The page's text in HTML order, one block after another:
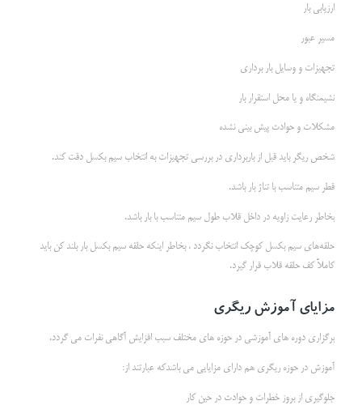
ارزیابی بار
مسیر عبور
تجهیزات و وسایل بار برداری
نشیمنگاه و یا محل استقرار بار
مشکلات و حوادث پیش بینی نشده
شخص ریگر باید قبل از باربرداری در بررسی تجهیزات به انتخاب سیم بکسل دقت کند.
قطر سيم متناسب با تناژ بار باشد.
بخاطر رعايت زاويه در داخل قلاب طول سيم متناسب با بار باشد.
حلقه‌هاي سيم بكسل كوچك انتخاب نگردد ، بخاطر اينكه حلقه سيم بكسل بار بلند كن بايد
كاملاً كف حلقه قلاب قرار گيرد.
مزایای آموزش ریگری
برگزاری دوره های آموزشی در حوزه های مختلف سبب افزایش آگاهی نفرات می گردد.
آموزش در حوزه ریگری هم دارای مزایایی می باشدکه عبارتند از:
جلوگیری از بروز خطرات و حوادث در حین کار